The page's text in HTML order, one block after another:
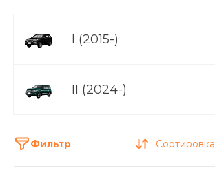
I (2015-)
II (2024-)
Фильтр Сортировка